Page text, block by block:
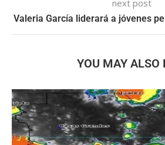
next post
Valeria García liderará a jóvenes
YOU MAY ALSO